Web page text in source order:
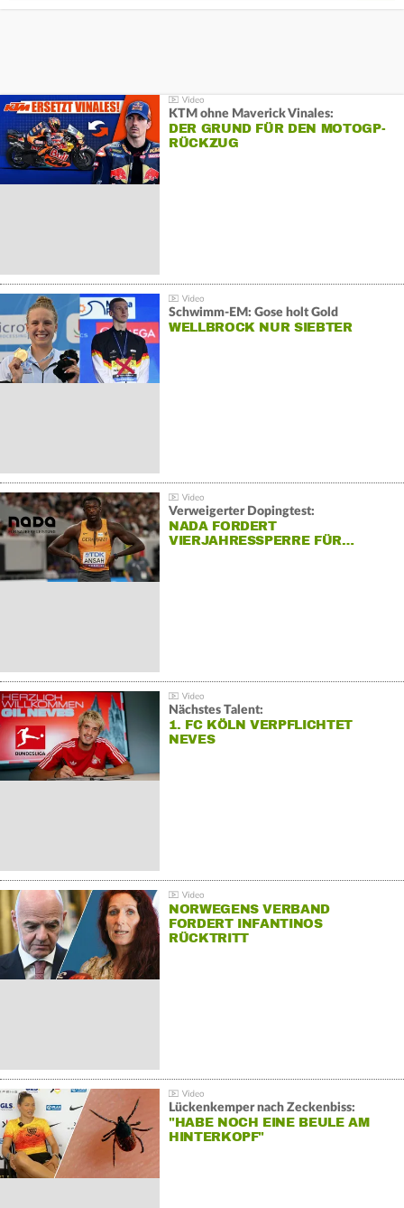
KTM ohne Maverick Vinales:
DER GRUND FÜR DEN MOTOGP-
RÜCKZUG
Schwimm-EM: Gose holt Gold
WELLBROCK NUR SIEBTER
Verweigerter Dopingtest:
NADA FORDERT
VIERJAHRESSPERRE FÜR…
Nächstes Talent:
1. FC KÖLN VERPFLICHTET
NEVES
NORWEGENS VERBAND
FORDERT INFANTINOS
RÜCKTRITT
Lückenkemper nach Zeckenbiss:
"HABE NOCH EINE BEULE AM
HINTERKOPF"